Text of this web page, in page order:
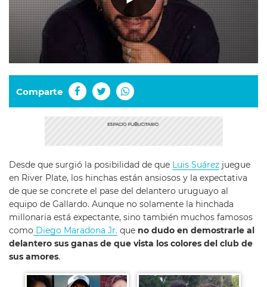
Comparte
Desde que surgió la posibilidad de que Luis Suárez juegue
en River Plate, los hinchas están ansiosos y la expectativa
de que se concrete el pase del delantero uruguayo al
equipo de Gallardo. Aunque no solamente la hinchada
millonaria está expectante, sino también muchos famosos
como Diego Maradona Jr. que no dudo en demostrarle al
delantero sus ganas de que vista los colores del club de
sus amores.